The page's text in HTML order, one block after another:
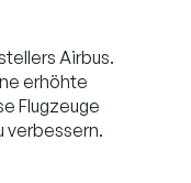
Airbus.
erhöhte
Flugzeuge
verbessern.